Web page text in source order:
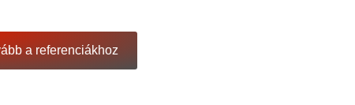
a referenciákhoz